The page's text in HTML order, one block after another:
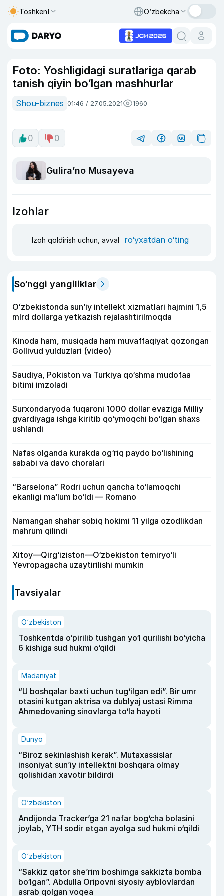
Toshkent O‘zbekcha
Foto: Yoshligidagi suratlariga qarab
tanish qiyin bo‘lgan mashhurlar
Shou-biznes 01:46 / 27.05.2021 1960
0 0
Guliraʼno Musayeva
Izohlar
Izoh qoldirish uchun, avval ro‘yxatdan o‘ting
So‘nggi yangiliklar
Oʻzbekistonda sunʼiy intellekt xizmatlari hajmini 1,5
mlrd dollarga yetkazish rejalashtirilmoqda
Kinoda ham, musiqada ham muvaffaqiyat qozongan
Gollivud yulduzlari (video)
Saudiya, Pokiston va Turkiya qo‘shma mudofaa
bitimi imzoladi
Surxondaryoda fuqaroni 1000 dollar evaziga Milliy
gvardiyaga ishga kiritib qo‘ymoqchi bo‘lgan shaxs
ushlandi
Nafas olganda kurakda og‘riq paydo bo‘lishining
sababi va davo choralari
“Barselona” Rodri uchun qancha to‘lamoqchi
ekanligi ma’lum bo‘ldi — Romano
Namangan shahar sobiq hokimi 11 yilga ozodlikdan
mahrum qilindi
Xitoy—Qirg‘iziston—O‘zbekiston temiryo‘li
Yevropagacha uzaytirilishi mumkin
Tavsiyalar
O‘zbekiston
Toshkentda o‘pirilib tushgan yo‘l qurilishi bo‘yicha
6 kishiga sud hukmi o‘qildi
Madaniyat
“U boshqalar baxti uchun tug‘ilgan edi”. Bir umr
otasini kutgan aktrisa va dublyaj ustasi Rimma
Ahmedovaning sinovlarga to‘la hayoti
Dunyo
“Biroz sekinlashish kerak”. Mutaxassislar
insoniyat sun’iy intellektni boshqara olmay
qolishidan xavotir bildirdi
O‘zbekiston
Andijonda Tracker’ga 21 nafar bog‘cha bolasini
joylab, YTH sodir etgan ayolga sud hukmi o‘qildi
O‘zbekiston
“Sakkiz qator she’rim boshimga sakkizta bomba
bo‘lgan”. Abdulla Oripovni siyosiy ayblovlardan
asrab qolgan voqea